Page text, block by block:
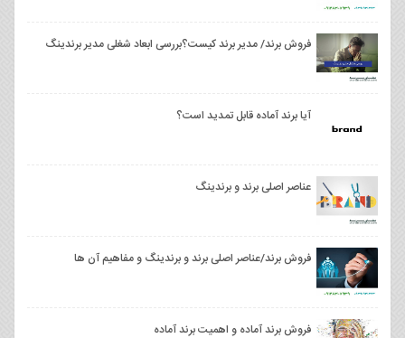
فروش برند/ مدیر برند کیست؟بررسی ابعاد شغلی مدیر برندینگ
آیا برند آماده قابل تمدید است؟
عناصر اصلی برند و برندینگ
فروش برند/عناصر اصلی برند و برندینگ و مفاهیم آن ها
فروش برند آماده و اهمیت برند آماده